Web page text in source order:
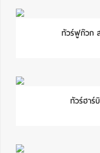
ทัวร์ฟูก๊วก
ทัวร์ฮาร์